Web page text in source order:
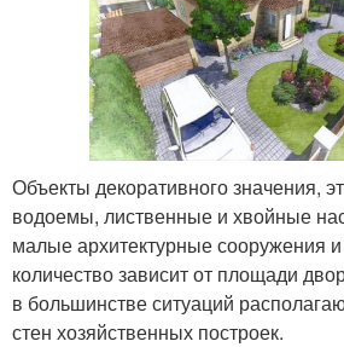
Объекты декоративного значения,
водоемы, лиственные и хвойные
малые архитектурные сооружения
количество зависит от площади
в большинстве ситуаций
стен хозяйственных построек.